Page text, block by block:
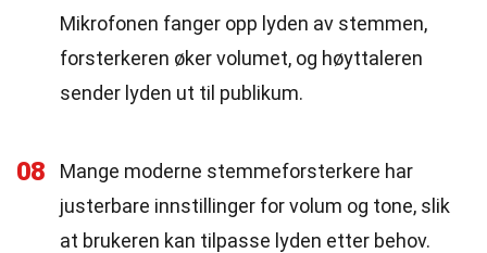
Mikrofonen fanger opp lyden av stemmen,
forsterkeren øker volumet, og høyttaleren
sender lyden ut til publikum.
08
Mange moderne stemmeforsterkere har
justerbare innstillinger for volum og tone, slik
at brukeren kan tilpasse lyden etter behov.